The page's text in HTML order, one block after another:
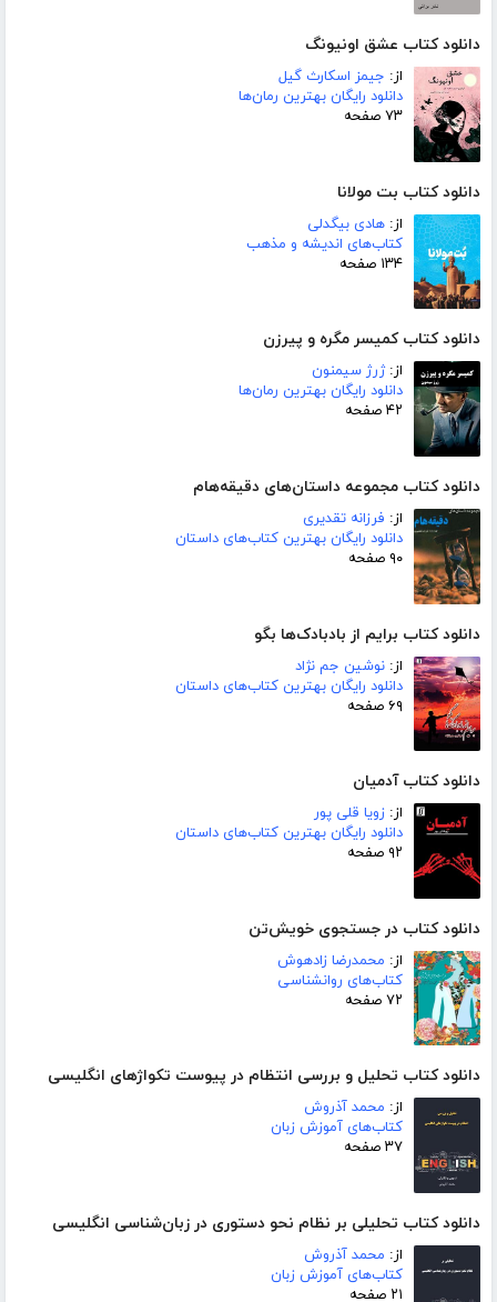
دانلود کتاب عشق اونیونگ
از: جیمز اسکارث گیل
دانلود رایگان بهترین رمان‌ها
۷۳ صفحه
دانلود کتاب بت مولانا
از: هادی بیگدلی
کتاب‌های اندیشه و مذهب
۱۳۴ صفحه
دانلود کتاب کمیسر مگره و پیرزن
از:ژرژ سیمنون
دانلود رایگان بهترین رمان‌ها
۴۲ صفحه
دانلود کتاب مجموعه داستان‌های دقیقه‌هام
از: فرزانه تقدیری
دانلود رایگان بهترین کتاب‌های داستان
۹۰ صفحه
دانلود کتاب برایم از بادبادک‌ها بگو
از: نوشین جم نژاد
دانلود رایگان بهترین کتاب‌های داستان
۶۹ صفحه
دانلود کتاب آدمیان
از: زویا قلی پور
دانلود رایگان بهترین کتاب‌های داستان
۹۲ صفحه
دانلود کتاب در جستجوی خویش‌تن
از: محمدرضا زادهوش
کتاب‌های روانشناسی
۷۲ صفحه
دانلود کتاب تحلیل و بررسی انتظام در پیوست تکواژهای انگلیسی
از: محمد آذروش
کتاب‌های آموزش زبان
۳۷ صفحه
دانلود کتاب تحلیلی بر نظام نحو دستوری در زبان‌شناسی انگلیسی
از: محمد آذروش
کتاب‌های آموزش زبان
۲۱ صفحه